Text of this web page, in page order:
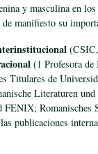
y masculina en
manifiesto su
(1 Profesora
Titulares de
Literaturen
Romanisches
publicaciones